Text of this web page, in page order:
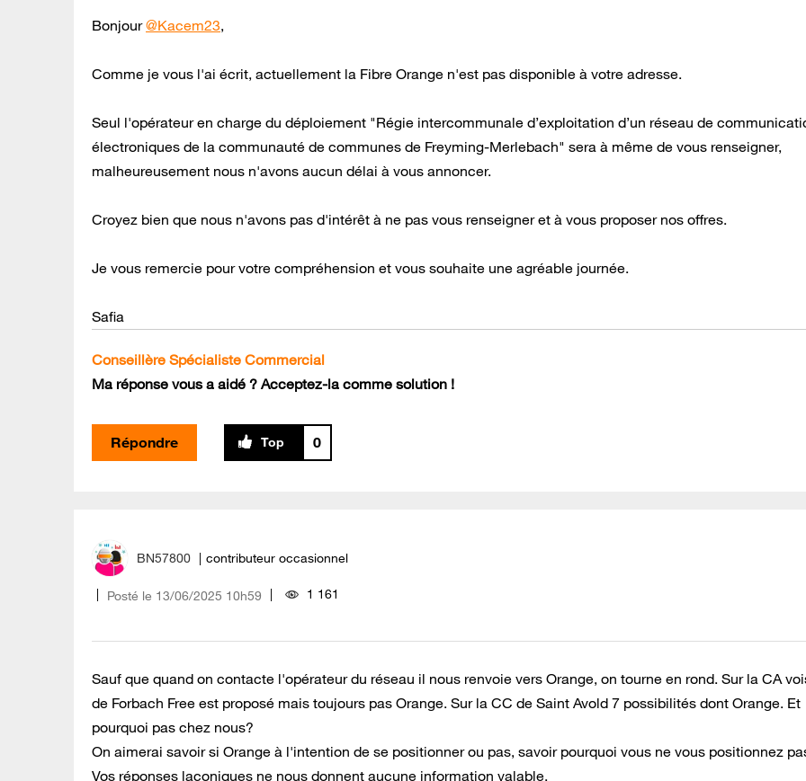
Bonjour@Kacem23,
Comme je vous l'ai écrit, actuellement la Fibre Orange n'est pas disponible à votre adresse.
Seul l'opérateur en charge du déploiement "Régie intercommunale d’exploitation d’un réseau de
électroniques de la communauté de communes de Freyming-Merlebach" sera à même de vous renseigner,
malheureusement nous n'avons aucun délai à vous annoncer.
Croyez bien que nous n'avons pas d'intérêt à ne pas vous renseigner et à vous proposer nos offres.
Je vous remercie pour votre compréhension et vous souhaite une agréable journée.
Safia
Conseillère Spécialiste Commercial
Ma réponse vous a aidé ? Acceptez-la comme solution !
Répondre 0
BN57800 contributeur occasionnel
Posté le ‎13/06/2025 10h59 1 161
Sauf que quand on contacte l'opérateur du réseau il nous renvoie vers Orange, on tourne en rond. Sur la CA
de Forbach Free est proposé mais toujours pas Orange. Sur la CC de Saint Avold 7 possibilités dont Orange. Et
pourquoi pas chez nous?
On aimerai savoir si Orange à l'intention de se positionner ou pas, savoir pourquoi vous ne vous positionnez
Vos réponses laconiques ne nous donnent aucune information valable.